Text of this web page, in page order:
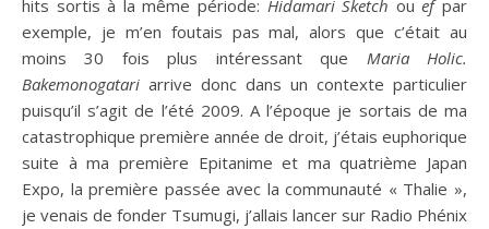
hits sortis à la même période: Hidamari Sketch ouefpar
exemple, je m’en foutais pas mal, alors que c’était au
moins 30 fois plus intéressant que Maria Holic.
Bakemonogatari arrive donc dans un contexte particulier
puisqu’il s’agit de l’été 2009. A l’époque je sortais de ma
catastrophique première année de droit, j’étais euphorique
suite à ma première Epitanime et ma quatrième Japan
Expo, la première passée avec la communauté « Thalie »,
je venais de fonder Tsumugi, j’allais lancer sur Radio Phénix